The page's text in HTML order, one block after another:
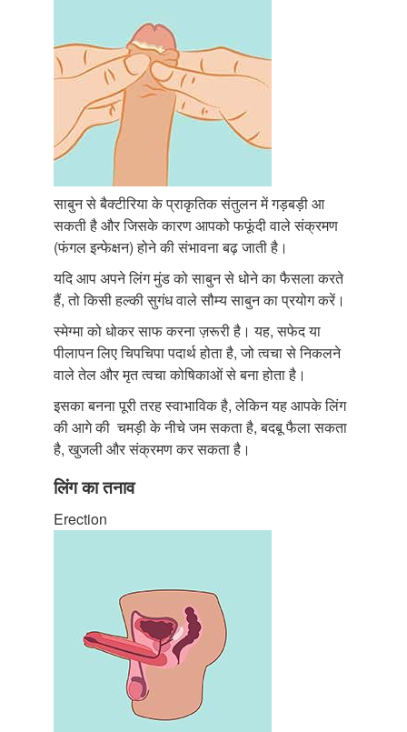
साबुन से बैक्टीरिया के प्राकृतिक संतुलन में गड़बड़ी आ
सकती है और जिसके कारण आपको फफूंदी वाले संक्रमण
(फंगल इन्फेक्षन) होने की संभावना बढ़ जाती है।
यदि आप अपने लिंग मुंड को साबुन से धोने का फैसला करते
हैं, तो किसी हल्की सुगंध वाले सौम्य साबुन का प्रयोग करें।
स्मेग्मा को धोकर साफ करना ज़रूरी है। यह, सफेद या
पीलापन लिए चिपचिपा पदार्थ होता है, जो त्वचा से निकलने
वाले तेल और मृत त्वचा कोषिकाओं से बना होता है।
इसका बनना पूरी तरह स्वाभाविक है, लेकिन यह आपके लिंग
की आगे की चमड़ी के नीचे जम सकता है, बदबू फैला सकता
है, खुजली और संक्रमण कर सकता है।
लिंग का तनाव
Erection